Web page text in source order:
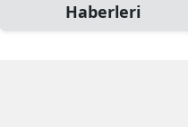
Haberleri